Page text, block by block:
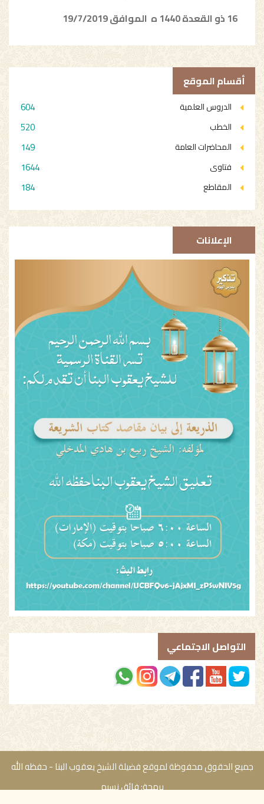
أقسام الموقع
الدروس العلمية 604
الخطب 520
المحاضرات العامة 149
فتاوى 1644
المقاطع 184
الإعلانات
التواصل الاجتماعي
16 ذو القعدة 1440 ه الموافق 19/7/2019
جميع الحقوق محفوظة لموقع فضيلة الشيخ يعقوب البنا - حفظه الله
ﺑﺮﻣﺠﺔ:ﻓﺎﺋﻖ ﻧﺴﻴﻢ